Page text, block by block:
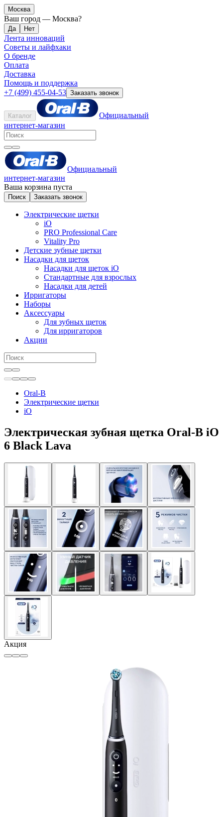
Москва
Ваш город — Москва?
Лента инноваций
Советы и лайфхаки
О бренде
Оплата
Доставка
Помощь и поддержка
+7 (499) 455-04-53 Заказать звонок
Каталог
Официальный
интернет-магазин
Официальный
интернет-магазин
Ваша корзина пуста
Поиск Заказать звонок
Электрические щетки
iO
PRO Professional Care
Vitality Pro
Детские зубные щетки
Насадки для щеток
Насадки для щеток iO
Стандартные для взрослых
Насадки для детей
Ирригаторы
Наборы
Аксессуары
Для зубных щеток
Для ирригаторов
Акции
Oral-B
Электрические щетки
iO
Электрическая зубная щетка Oral-B iO
6 Black Lava
Акция